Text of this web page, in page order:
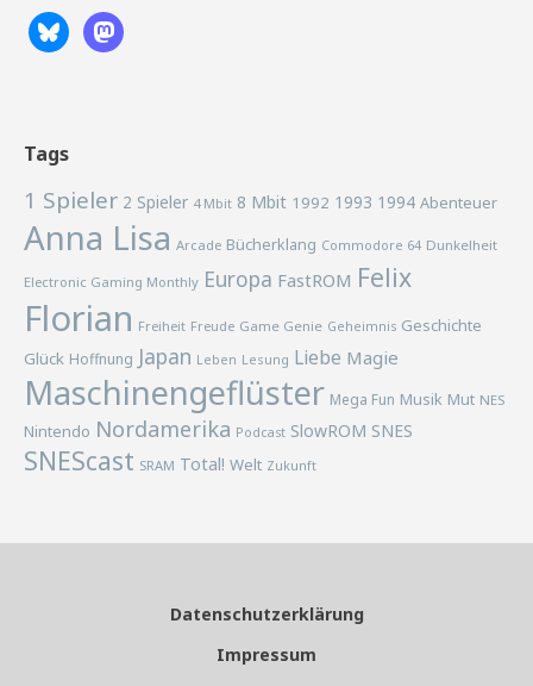
Tags
1 Spieler 2 Spieler 4 Mbit 8 Mbit 1992 1993 1994 Abenteuer
Anna Lisa Arcade Bücherklang Commodore 64 Dunkelheit
Electronic Gaming Monthly Europa FastROM Felix
Florian Freiheit Freude Game Genie Geheimnis Geschichte
Glück Hoffnung Japan Leben Lesung Liebe Magie
Maschinengeflüster Mega Fun Musik Mut NES
Nintendo Nordamerika Podcast SlowROM SNES
SNEScast SRAM Total! Welt Zukunft
Datenschutzerklärung
Impressum